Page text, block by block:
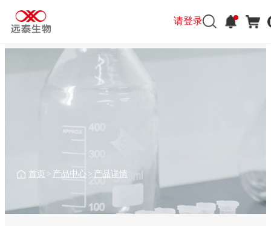
请登录
首页 > 产品中心 > 产品详情
请登录